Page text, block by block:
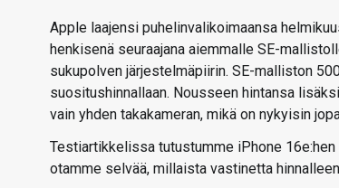
Apple laajensi puhelinvalikoimaansa
henkisenä seuraajana aiemmalle SE-
sukupolven järjestelmäpiirin. SE-malliston
suositushinnallaan. Nousseen hintansa
vain yhden takakameran, mikä on nykyisin
Testiartikkelissa tutustumme iPhone
otamme selvää, millaista vastinetta